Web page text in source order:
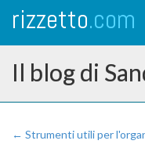
rizzetto.com
Il blog di
← Strumenti utili per